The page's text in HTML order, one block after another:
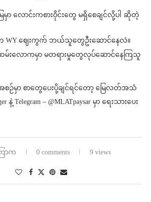
ေမှာ လောင်းကစားဝိုင်းတွေ မရှိစေချင်လို့ပါ ဆိုတဲ့
WY ဈေးကွက် ဘယ်သူတွေဦးဆောင်နေလဲ။
ထမ်းလောကမှာ မတရားမှုတွေလုပ်ဆောင်နေကြသူ
စဉ်မှာ စာတွေပေးပို့ချင်ရင်တော့ မြေလတ်အသံ
နဲ့ Telegram – @MLATpaysar မှာ ရေးသားပေး
ာက 0 comments 9 views